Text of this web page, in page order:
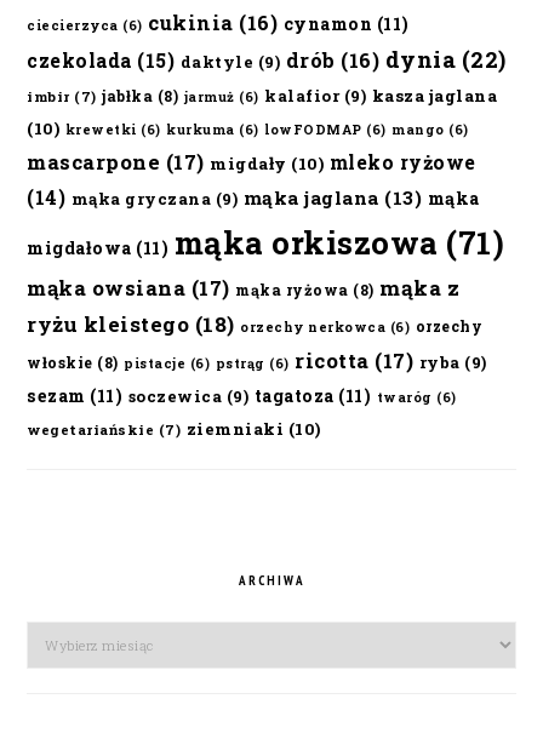
ciecierzyca (6) cukinia (16) cynamon (11)
czekolada (15) daktyle (9) drób (16) dynia (22)
imbir (7) jabłka (8) jarmuż (6) kalafior(9) kasza jaglana
(10) krewetki (6) kurkuma (6) lowFODMAP (6) mango (6)
mascarpone (17) migdały (10) mleko ryżowe
(14) mąka gryczana (9) mąka jaglana (13) mąka
migdałowa (11) mąka orkiszowa (71)
mąka owsiana (17) mąka ryżowa (8) mąka z
ryżu kleistego (18) orzechy nerkowca (6) orzechy
włoskie (8) pistacje (6) pstrąg (6) ricotta (17) ryba (9)
sezam (11) soczewica (9) tagatoza (11) twaróg (6)
wegetariańskie (7) ziemniaki (10)
ARCHIWA
Archiwa